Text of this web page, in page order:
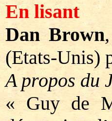
En lisant
Dan Brown
(Etats-Unis)
A propos du
« Guy de